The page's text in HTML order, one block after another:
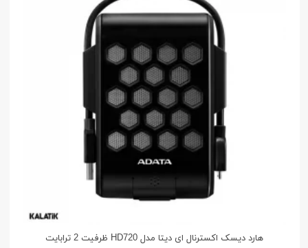
هارد دیسک اکسترنال ای دیتا مدل HD720 ظرفیت 2 ترابایت